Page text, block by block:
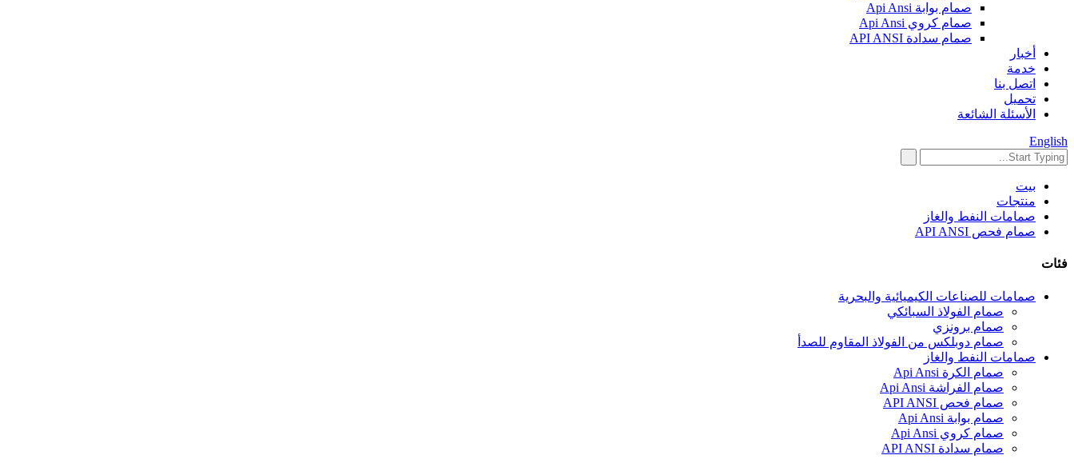
صمام بوابة Api Ansi
صمام كروي Api Ansi
صمام سدادة API ANSI
أخبار
خدمة
اتصل بنا
تحميل
الأسئلة الشائعة
English
بيت
منتجات
صمامات النفط والغاز
صمام فحص API ANSI
فئات
صمامات للصناعات الكيميائية والبحرية
صمام الفولاذ السبائكي
صمام برونزي
صمام دوبلكس من الفولاذ المقاوم للصدأ
صمامات النفط والغاز
صمام الكرة Api Ansi
صمام الفراشة Api Ansi
صمام فحص API ANSI
صمام بوابة Api Ansi
صمام كروي Api Ansi
صمام سدادة API ANSI